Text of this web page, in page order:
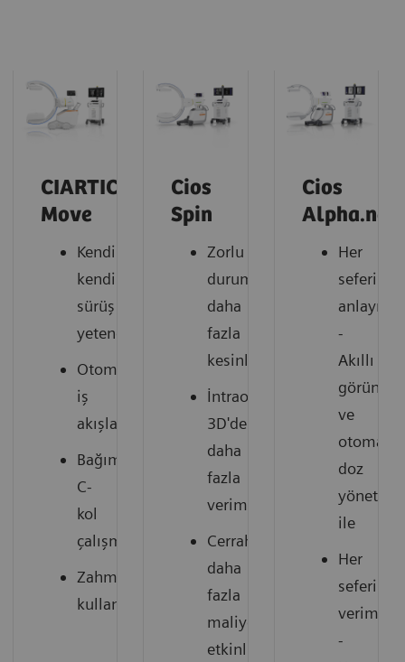
CIARTIC
Move
Kendi
kendine
sürüş
yetenekleri
Otomatik
iş
akışları
Bağımsız
C-
kol
çalışması
Zahmetsiz
kullanım
Cios
Spin
Zorlu
durumlarda
daha
fazla
kesinlik
İntraoperatif
3D'de
daha
fazla
verimlilik
Cerrahide
daha
fazla
maliyet
etkinliği
Cios
Alpha.neo
Her
seferinde
anlayışlı
-
Akıllı
ve
otomatik
doz
yönetimi
ile
Her
seferinde
verimli
-